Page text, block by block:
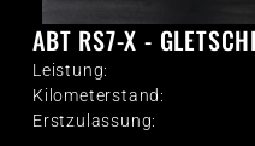
ABT RS7-X -
Leistung:
Kilometerstand:
Erstzulassung: